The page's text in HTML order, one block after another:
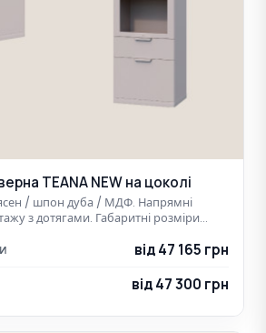
TEANA NEW на цоколі
/ шпон дуба / МДФ. Напрямні
з дотягами. Габаритні розміри…
від 47 165 грн
від 47 300 грн